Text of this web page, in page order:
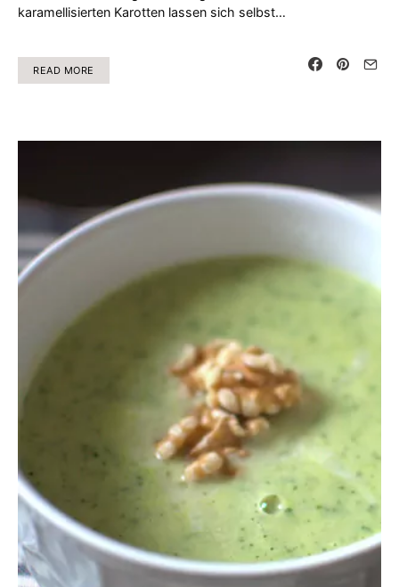
karamellisierten Karotten lassen sich selbst…
READ MORE